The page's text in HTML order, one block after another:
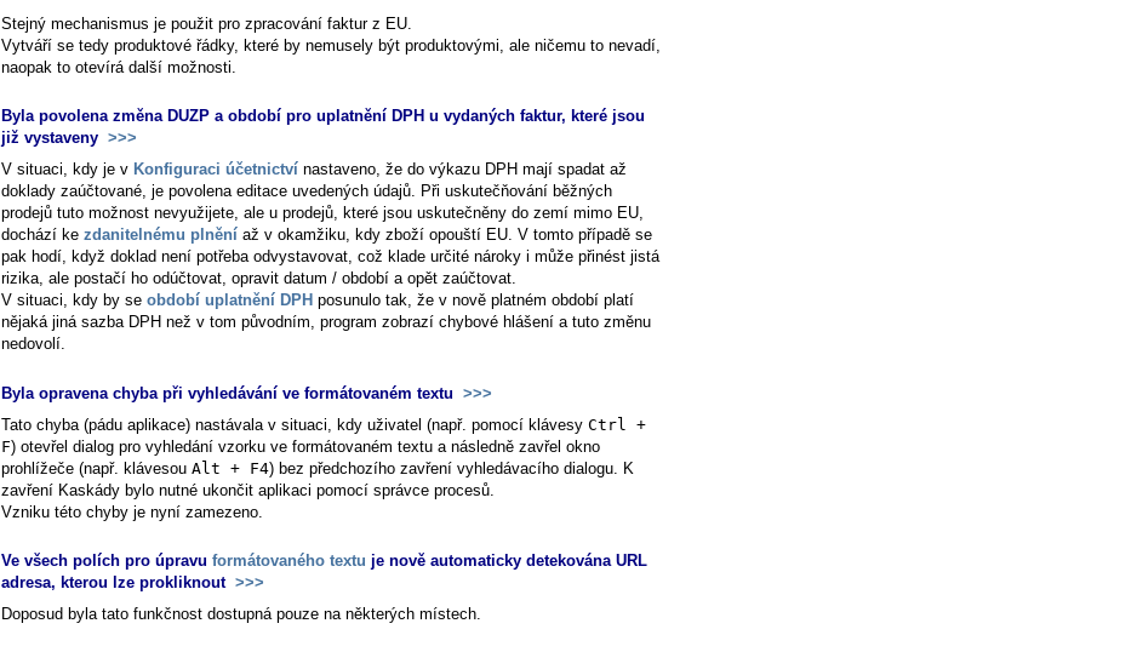
Stejný mechanismus je použit pro zpracování faktur z EU.
Vytváří se tedy produktové řádky, které by nemusely být produktovými, ale ničemu to nevadí,
naopak to otevírá další možnosti.
Byla povolena změna DUZP a období pro uplatnění DPH u vydaných faktur, které jsou
již vystaveny >>>
V situaci, kdy je v Konfiguraci účetnictví nastaveno, že do výkazu DPH mají spadat až
doklady zaúčtované, je povolena editace uvedených údajů. Při uskutečňování běžných
prodejů tuto možnost nevyužijete, ale u prodejů, které jsou uskutečněny do zemí mimo EU,
dochází ke zdanitelnému plnění až v okamžiku, kdy zboží opouští EU. V tomto případě se
pak hodí, když doklad není potřeba odvystavovat, což klade určité nároky i může přinést jistá
rizika, ale postačí ho odúčtovat, opravit datum / období a opět zaúčtovat.
V situaci, kdy by se období uplatnění DPH posunulo tak, že v nově platném období platí
nějaká jiná sazba DPH než v tom původním, program zobrazí chybové hlášení a tuto změnu
nedovolí.
Byla opravena chyba při vyhledávání ve formátovaném textu >>>
Tato chyba (pádu aplikace) nastávala v situaci, kdy uživatel (např. pomocí klávesy Ctrl +
F) otevřel dialog pro vyhledání vzorku ve formátovaném textu a následně zavřel okno
prohlížeče (např. klávesou Alt + F4) bez předchozího zavření vyhledávacího dialogu. K
zavření Kaskády bylo nutné ukončit aplikaci pomocí správce procesů.
Vzniku této chyby je nyní zamezeno.
Ve všech polích pro úpravu formátovaného textu je nově automaticky detekována URL
adresa, kterou lze prokliknout >>>
Doposud byla tato funkčnost dostupná pouze na některých místech.